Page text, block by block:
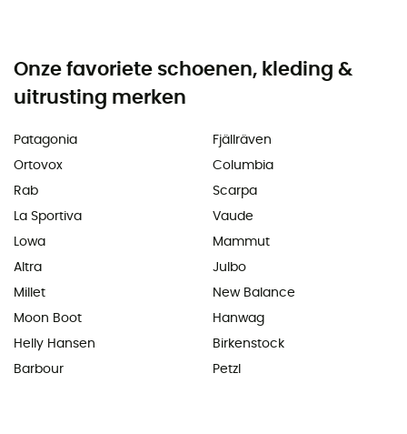
Onze favoriete schoenen, kleding &
uitrusting merken
Patagonia
Ortovox
Rab
La Sportiva
Lowa
Altra
Millet
Moon Boot
Helly Hansen
Barbour
Fjällräven
Columbia
Scarpa
Vaude
Mammut
Julbo
New Balance
Hanwag
Birkenstock
Petzl